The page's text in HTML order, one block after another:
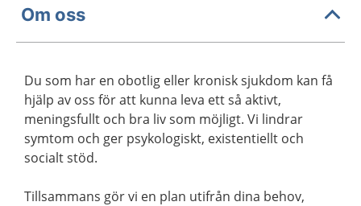
Om oss
Du som har en obotlig eller kronisk sjukdom kan få
hjälp av oss för att kunna leva ett så aktivt,
meningsfullt och bra liv som möjligt. Vi lindrar
symtom och ger psykologiskt, existentiellt och
socialt stöd.
Tillsammans gör vi en plan utifrån dina behov,